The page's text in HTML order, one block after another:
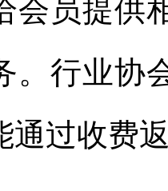
会员提供
。行业协
通过收费